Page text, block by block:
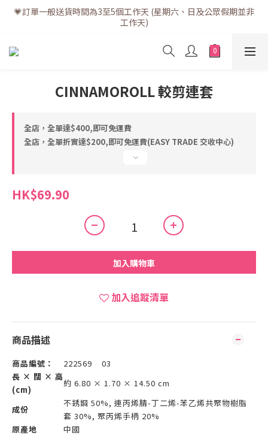
💗訂單一般送貨時間為3至5個工作天 (星期六、日及公眾假期並非
工作天)
💗訂單一般送貨時間為3至5個工作天 (星期六、日及公眾假期並非
工作天)
💗折實滿$400免運費 | 滿$200免自取點運費
💗立即下載全新會員APP享有專屬會員禮遇
💗訂單一般送貨時間為3至5個工作天 (星期六、日及公眾假期並非
工作天)
CINNAMOROLL 較剪連套
全店，全單達$400,即可免運費
全店，全單折實達$200,即可免運費(EASY TRADE 交收中心)
HK$69.90
加入購物車
加入追蹤清單
商品描述
商品編號：
222569 03
長 × 闊 × 高
(cm)
約 6.80 × 1.70 × 14.50 cm
成份
不銹鋼 50%, 連丙烯腈-丁二烯-苯乙烯共聚物樹脂
套 30%, 聚丙烯手柄 20%
原產地
中國